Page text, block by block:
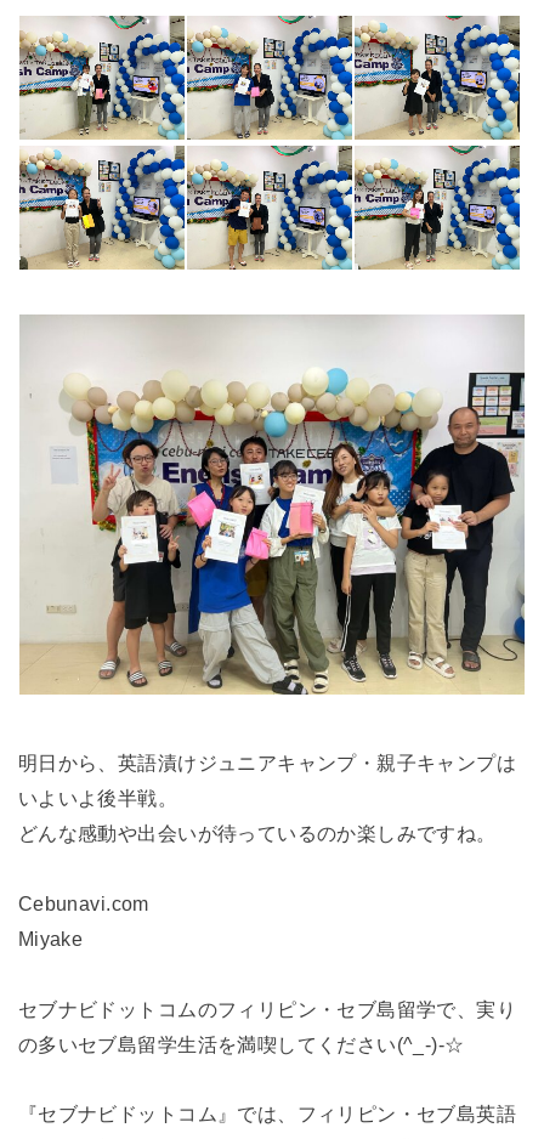
明日から、英語漬けジュニアキャンプ・親子キャンプは
いよいよ後半戦。
どんな感動や出会いが待っているのか楽しみですね。
Cebunavi.com
Miyake
セブナビドットコムのフィリピン・セブ島留学で、実り
の多いセブ島留学生活を満喫してください(^_-)-☆
『セブナビドットコム』では、フィリピン・セブ島英語